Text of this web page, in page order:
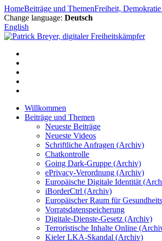
Zum
Inhalt
springen
HomeBeiträge und ThemenFreiheit,
Change language: Deutsch
English
Willkommen
Beiträge und Themen
Neueste Beiträge
Neueste Videos
Schriftliche Anfragen (Archiv)
Chatkontrolle
Going Dark-Gruppe (Archiv)
ePrivacy-Verordnung (Archiv)
Europäische Digitale Identität
iBorderCtrl (Archiv)
Europäischer Raum für
Vorratsdatenspeicherung
Digitale-Dienste-Gesetz (Archiv)
Terroristische Inhalte Online
Kieler LKA-Skandal (Archiv)